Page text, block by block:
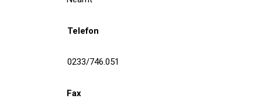
Telefon
0233/746.051
Fax